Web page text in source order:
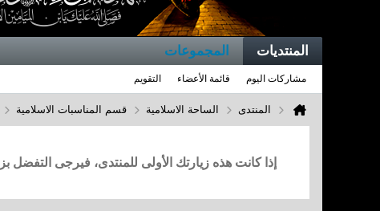
المنتديات المجموعات
مشاركات اليوم قائمة الأعضاء التقويم
المنتدى الساحة الاسلامية قسم المناسبات الاسلامية
إذا كانت هذه زيارتك الأولى للمنتدى، فيرجى التفضل